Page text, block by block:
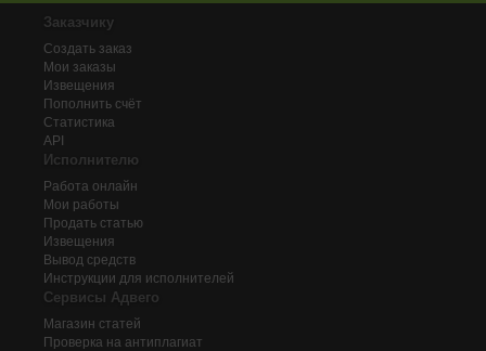
Заказчику
Создать заказ
Мои заказы
Извещения
Пополнить счёт
Статистика
API
Исполнителю
Работа онлайн
Мои работы
Продать статью
Извещения
Вывод средств
Инструкции для исполнителей
Сервисы Адвего
Магазин статей
Проверка на антиплагиат